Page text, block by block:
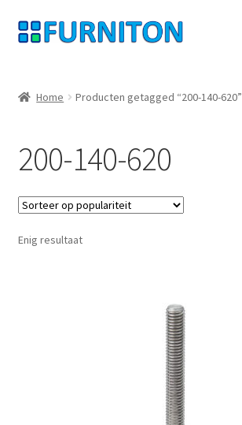
Ga
door
navigatie
Ga
naar
inhoud
Gegevensbescherming
Herroepingsrecht
Neem contact op met
Home Producten getagged “200-140-620”
200-140-620
Enig resultaat